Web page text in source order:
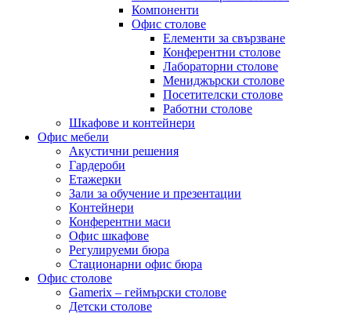
Компоненти
Офис столове
Елементи за свързване
Конферентни столове
Лабораторни столове
Мениджърски столове
Посетителски столове
Работни столове
Шкафове и контейнери
Офис мебели
Акустични решения
Гардероби
Етажерки
Зали за обучение и презентации
Контейнери
Конферентни маси
Офис шкафове
Регулируеми бюра
Стационарни офис бюра
Офис столове
Gamerix – геймърски столове
Детски столове